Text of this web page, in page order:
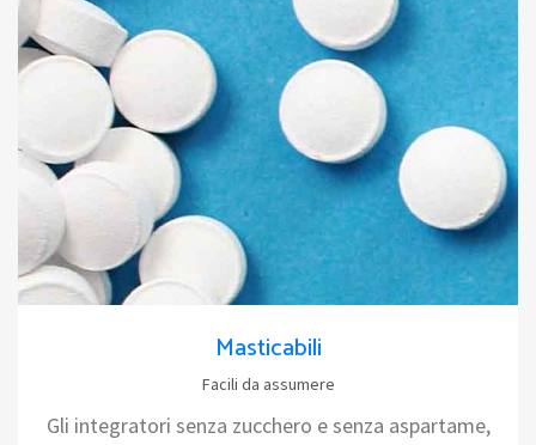
Masticabili
Facili da assumere
Gli integratori senza zucchero e senza aspartame,